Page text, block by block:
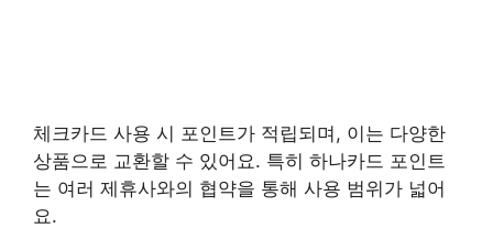
체크카드 사용 시 포인트가 적립되며, 이는 다양한
상품으로 교환할 수 있어요. 특히 하나카드 포인트
는 여러 제휴사와의 협약을 통해 사용 범위가 넓어
요.